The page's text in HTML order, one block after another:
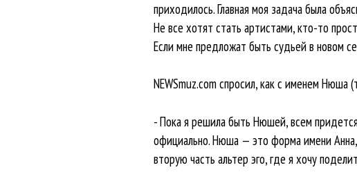
приходилось. Главная моя задача была
Не все хотят стать артистами, кто-то
Если мне предложат быть судьей в новом
NEWSmuz.com спросил, как с именем Нюша
- Пока я решила быть Нюшей, всем
официально. Нюша — это форма имени Анна,
вторую часть альтер эго, где я хочу